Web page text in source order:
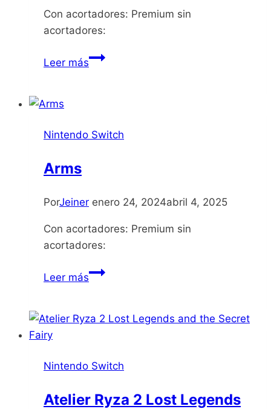
Con acortadores: Premium sin
acortadores:
Leer másNeed
Remastered
Nintendo Switch
Arms
PorJeiner enero 24, 2024abril 4, 2025
Con acortadores: Premium sin
acortadores:
Leer másArms
Nintendo Switch
Atelier Ryza 2 Lost Legends